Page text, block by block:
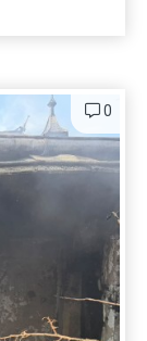
0